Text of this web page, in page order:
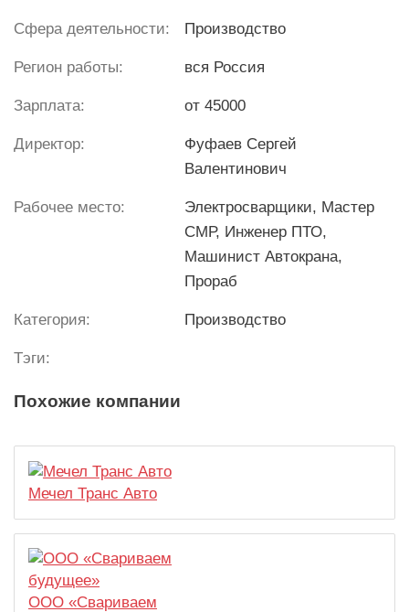
Сфера деятельности: Производство
Регион работы: вся Россия
Зарплата: от 45000
Директор:
Фуфаев Сергей
Валентинович
Рабочее место:
Электросварщики, Мастер
СМР, Инженер ПТО,
Машинист Автокрана,
Прораб
Категория: Производство
Тэги:
Похожие компании
Мечел Транс Авто
ООО «Свариваем